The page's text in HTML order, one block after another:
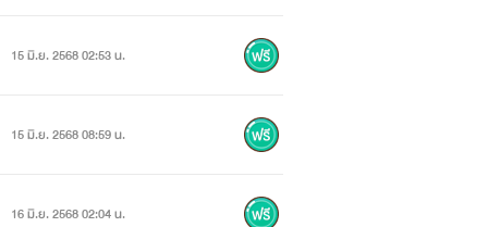
15 มิ.ย. 2568 02:53 น.
15 มิ.ย. 2568 08:59 น.
16 มิ.ย. 2568 02:04 น.